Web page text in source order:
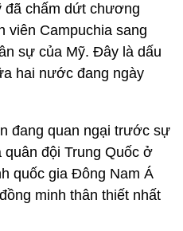
đã chấm dứt chương
viên Campuchia sang
sự của Mỹ. Đây là dấu
hai nước đang ngày
đang quan ngại trước sự
đội Trung Quốc ở
quốc gia Đông Nam Á
minh thân thiết nhất